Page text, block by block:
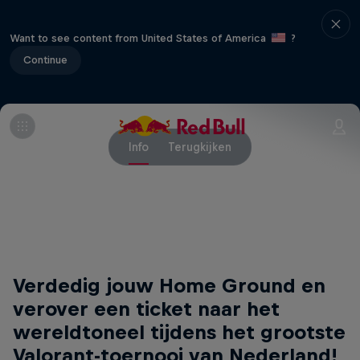
Want to see content from United States of America
?
Continue
Info Terugkijken
Verdedig jouw Home Ground en
verover een ticket naar het
wereldtoneel tijdens het grootste
Valorant-toernooi van Nederland!